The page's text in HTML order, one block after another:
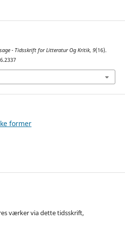
- Tidsskrift for Litteratur Og Kritik, 9(16).
former
værker via dette tidsskrift,